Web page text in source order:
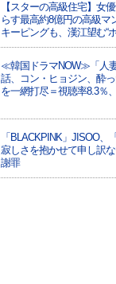
【スターの高級住宅】女
らす最高約8億円の高級
キーピングも、漢江望む“
≪韓国ドラマNOW≫「人
話、コン・ヒョジン、酔
を一網打尽＝視聴率8.3％
「BLACKPINK」JISOO、
寂しさを抱かせて申し訳
謝罪